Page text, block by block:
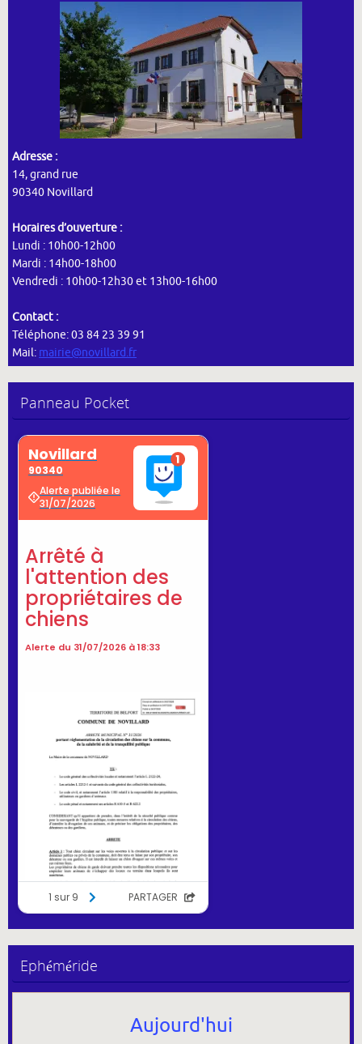
Adresse :
14, grand rue
90340 Novillard
Horaires d’ouverture :
Lundi : 10h00-12h00
Mardi : 14h00-18h00
Vendredi : 10h00-12h30 et 13h00-16h00
Contact :
Téléphone: 03 84 23 39 91
Mail: mairie@novillard.fr
Panneau Pocket
Ephéméride
Aujourd'hui